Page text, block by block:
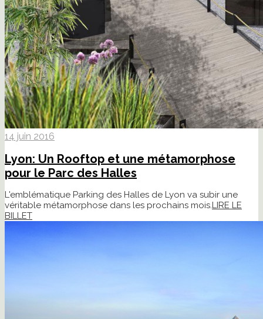
14 juin 2016
Lyon: Un Rooftop et une métamorphose
pour le Parc des Halles
L'emblématique Parking des Halles de Lyon va subir une
véritable métamorphose dans les prochains mois.LIRE LE
BILLET